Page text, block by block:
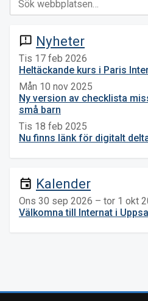
announcement Nyheter
Tis 17 feb 2026
Heltäckande kurs i Paris
Mån 10 nov 2025
Ny version av checklista
små barn
Tis 18 feb 2025
Nu finns länk för digitalt
event Kalender
Ons 30 sep 2026 – tor 1 okt
Välkomna till Internat i